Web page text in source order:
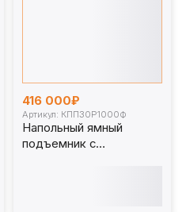
416 000₽
Артикул: КПП30Р1000Ф
Напольный ямный
подъемник с